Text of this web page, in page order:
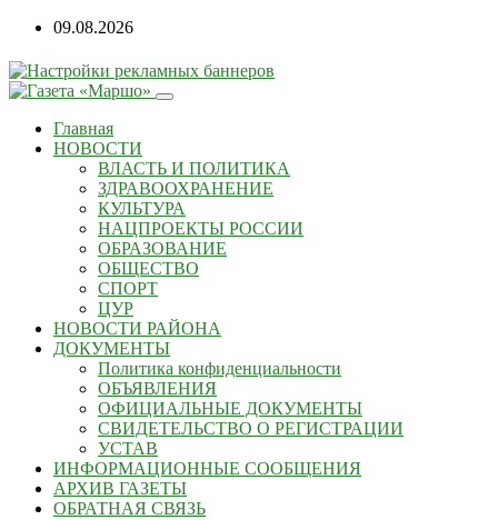
09.08.2026
Главная
НОВОСТИ
ВЛАСТЬ И ПОЛИТИКА
ЗДРАВООХРАНЕНИЕ
КУЛЬТУРА
НАЦПРОЕКТЫ РОССИИ
ОБРАЗОВАНИЕ
ОБЩЕСТВО
СПОРТ
ЦУР
НОВОСТИ РАЙОНА
ДОКУМЕНТЫ
Политика конфиденциальности
ОБЪЯВЛЕНИЯ
ОФИЦИАЛЬНЫЕ ДОКУМЕНТЫ
СВИДЕТЕЛЬСТВО О РЕГИСТРАЦИИ
УСТАВ
ИНФОРМАЦИОННЫЕ СООБЩЕНИЯ
АРХИВ ГАЗЕТЫ
ОБРАТНАЯ СВЯЗЬ